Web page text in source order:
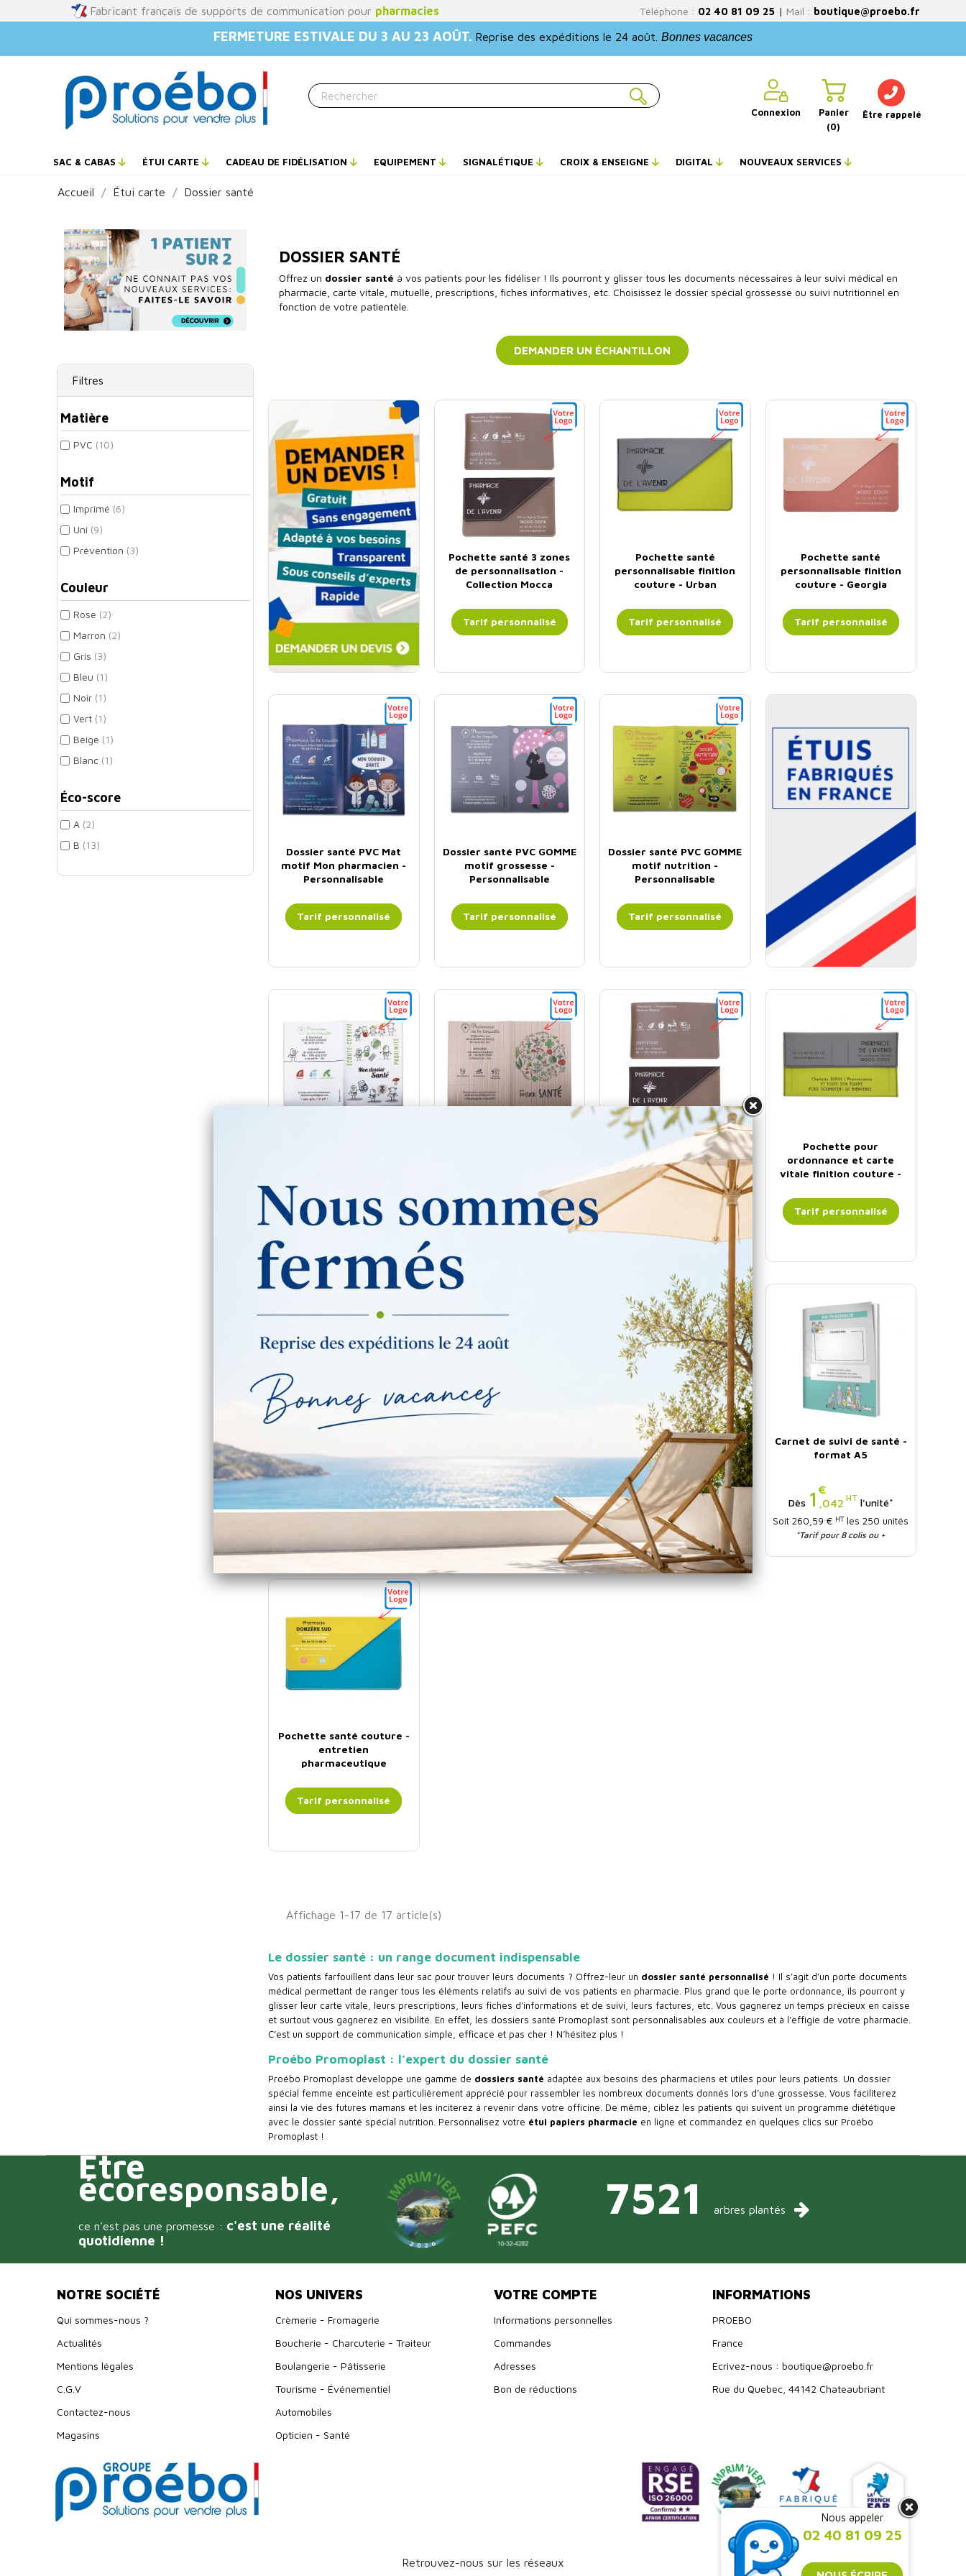
Fabricant français de supports de communication pour pharmacies Téléphone : 02 40 81 09 25 | Mail : boutique@proebo.fr
FERMETURE ESTIVALE DU 3 AU 23 AOÛT. Reprise des expéditions le 24 août. Bonnes vacances
Connexion
Panier
(0)
Être rappelé
SAC & CABAS ÉTUI CARTE CADEAU DE FIDÉLISATION EQUIPEMENT SIGNALÉTIQUE CROIX & ENSEIGNE DIGITAL NOUVEAUX SERVICES
Accueil Étui carte Dossier santé
Filtres
Matière
PVC (10)
Motif
Imprimé (6)
Uni (9)
Prévention (3)
Couleur
Rose (2)
Marron (2)
Gris (3)
Bleu (1)
Noir (1)
Vert (1)
Beige (1)
Blanc (1)
Éco-score
A (2)
B (13)
DOSSIER SANTÉ
Offrez un dossier santé à vos patients pour les fidéliser ! Ils pourront y glisser tous les documents nécessaires à leur suivi médical en
pharmacie, carte vitale, mutuelle, prescriptions, fiches informatives, etc. Choisissez le dossier spécial grossesse ou suivi nutritionnel en
fonction de votre patientèle.
DEMANDER UN ÉCHANTILLON
Bannière devis
Prix
€
,00
l'unité
Pochette santé 3 zones
de personnalisation -
Collection Mocca
Tarif personnalisé
Pochette santé
personnalisable finition
couture - Urban
Tarif personnalisé
Pochette santé
personnalisable finition
couture - Georgia
Tarif personnalisé
Dossier santé PVC Mat
motif Mon pharmacien -
Personnalisable
Tarif personnalisé
Dossier santé PVC GOMME
motif grossesse -
Personnalisable
Tarif personnalisé
Dossier santé PVC GOMME
motif nutrition -
Personnalisable
Tarif personnalisé
Etuis fabriquées en
france
0,00
*Tarif pour 1 colis ou +
Tarif personnalisé Tarif personnalisé
Pochette santé 2 zones
de personnalisation -
Collection Mocca
Tarif personnalisé
Pochette pour
ordonnance et carte
vitale finition couture -
Tarif personnalisé
personnalisable -
Collection Colorfeel Flash
Tarif personnalisé
carte vitale finition
couture - Georgia
Tarif personnalisé
Carnet de suivi de santé -
format A6
Prix
Dès0€
,896HTl'unité*
Soit 224,03 €HTles 250 unités
*Tarif pour 8 colis ou +
Carnet de suivi de santé -
format A5
Dès 1 €
,042 HT l'unité*
Soit 260,59 € HTles 250 unités
*Tarif pour 8 colis ou +
Pochette santé couture -
entretien
pharmaceutique
Tarif personnalisé
Affichage 1-17 de 17 article(s)
Le dossier santé : un range document indispensable
Vos patients farfouillent dans leur sac pour trouver leurs documents ? Offrez-leur un dossier santé personnalisé ! Il s’agit d’un porte documents
médical permettant de ranger tous les éléments relatifs au suivi de vos patients en pharmacie. Plus grand que le porte ordonnance , ils pourront y
glisser leur carte vitale, leurs prescriptions, leurs fiches d’informations et de suivi, leurs factures, etc. Vous gagnerez un temps précieux en caisse
et surtout vous gagnerez en visibilité. En effet, les dossiers santé Promoplast sont personnalisables aux couleurs et à l’effigie de votre pharmacie.
C’est un support de communication simple, efficace et pas cher ! N’hésitez plus !
Proébo Promoplast : l’expert du dossier santé
Proébo Promoplast développe une gamme de dossiers santé adaptée aux besoins des pharmaciens et utiles pour leurs patients. Un dossier
spécial femme enceinte est particulièrement apprécié pour rassembler les nombreux documents donnés lors d’une grossesse. Vous faciliterez
ainsi la vie des futures mamans et les inciterez à revenir dans votre officine. De même, ciblez les patients qui suivent un programme diététique
avec le dossier santé spécial nutrition. Personnalisez votre étui papiers pharmacie en ligne et commandez en quelques clics sur Proébo
Promoplast !
Être
écoresponsable,
ce n'est pas une promesse : c'est une réalité
quotidienne !
7521 arbres plantés
NOTRE SOCIÉTÉ
Qui sommes-nous ?
Actualités
Mentions légales
C.G.V
Contactez-nous
Magasins
NOS UNIVERS
Crèmerie - Fromagerie
Boucherie - Charcuterie - Traiteur
Boulangerie - Pâtisserie
Tourisme - Événementiel
Automobiles
Opticien - Santé
VOTRE COMPTE
Informations personnelles
Commandes
Adresses
Bon de réductions
INFORMATIONS
PROEBO
France
Ecrivez-nous : boutique@proebo.fr
Rue du Quebec, 44142 Chateaubriant
Nous appeler
02 40 81 09 25
Retrouvez-nous sur les réseaux